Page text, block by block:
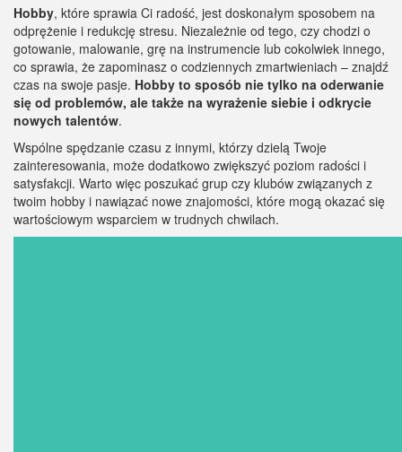
Hobby, które sprawia Ci radość, jest doskonałym sposobem na
odprężenie i redukcję stresu. Niezależnie od tego, czy chodzi o
gotowanie, malowanie, grę na instrumencie lub cokolwiek innego,
co sprawia, że zapominasz o codziennych zmartwieniach – znajdź
czas na swoje pasje. Hobby to sposób nie tylko na oderwanie
się od problemów, ale także na wyrażenie siebie i odkrycie
nowych talentów.
Wspólne spędzanie czasu z innymi, którzy dzielą Twoje
zainteresowania, może dodatkowo zwiększyć poziom radości i
satysfakcji. Warto więc poszukać grup czy klubów związanych z
twoim hobby i nawiązać nowe znajomości, które mogą okazać się
wartościowym wsparciem w trudnych chwilach.